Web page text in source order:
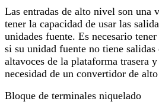
Las entradas de alto nivel son una
tener la capacidad de usar las
unidades fuente. Es necesario
si su unidad fuente no tiene
altavoces de la plataforma trasera
necesidad de un convertidor de
Bloque de terminales niquelado